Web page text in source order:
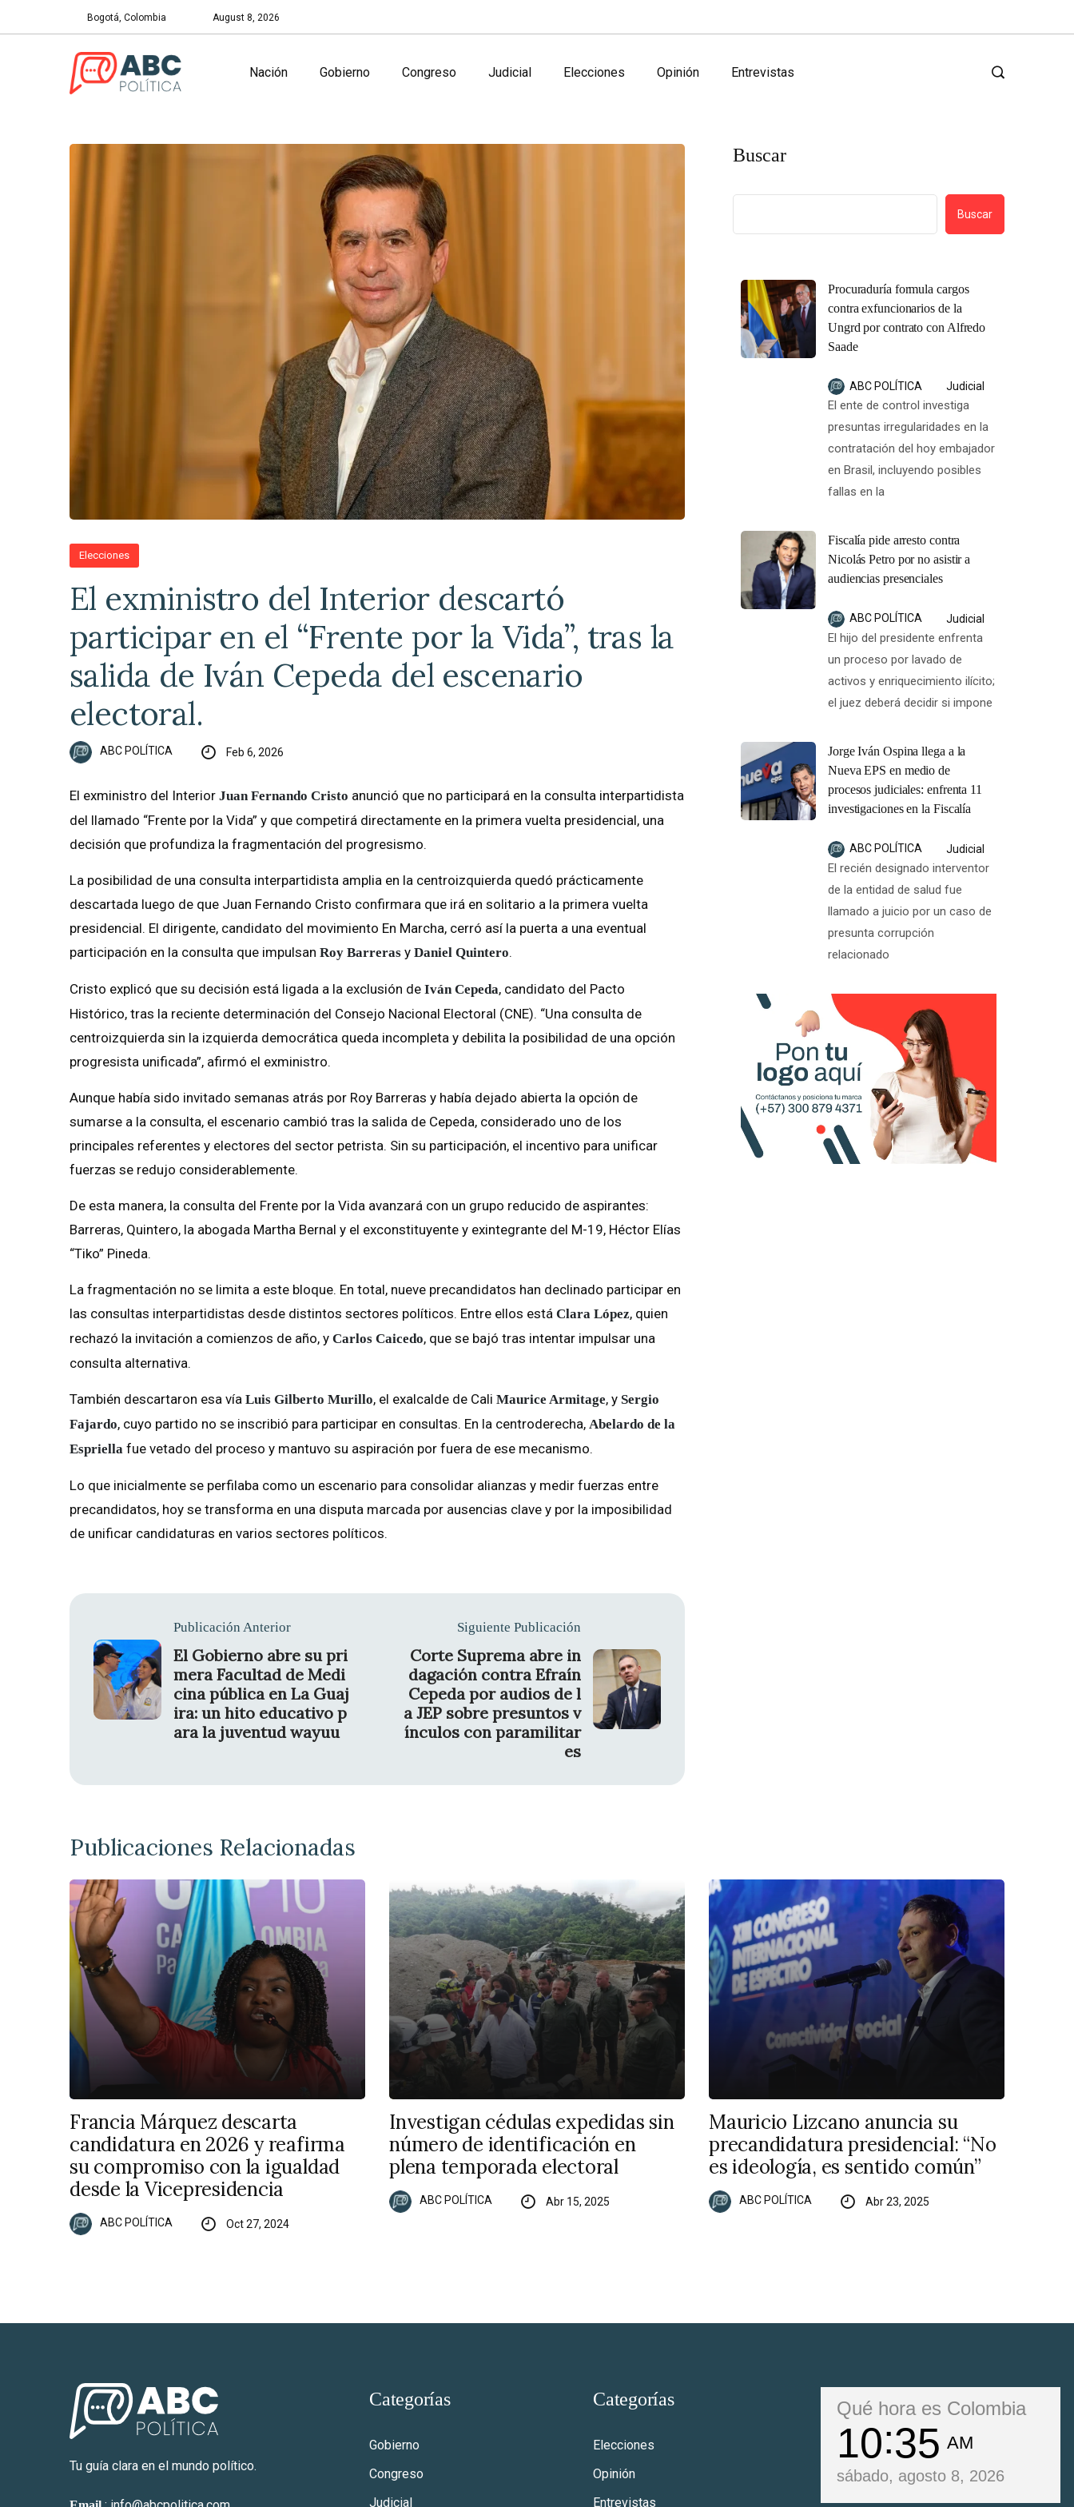
Bogotá, Colombia August 8, 2026
Nación Gobierno Congreso Judicial Elecciones Opinión Entrevistas
Elecciones
El exministro del Interior descartó
participar en el “Frente por la Vida”, tras la
salida de Iván Cepeda del escenario
electoral.
ABC POLÍTICA Feb 6, 2026
El exministro del Interior Juan Fernando Cristo anunció que no participará en la consulta interpartidista
del llamado “Frente por la Vida” y que competirá directamente en la primera vuelta presidencial, una
decisión que profundiza la fragmentación del progresismo.
La posibilidad de una consulta interpartidista amplia en la centroizquierda quedó prácticamente
descartada luego de que Juan Fernando Cristo confirmara que irá en solitario a la primera vuelta
presidencial. El dirigente, candidato del movimiento En Marcha, cerró así la puerta a una eventual
participación en la consulta que impulsan Roy Barreras y Daniel Quintero.
Cristo explicó que su decisión está ligada a la exclusión de Iván Cepeda, candidato del Pacto
Histórico, tras la reciente determinación del Consejo Nacional Electoral (CNE). “Una consulta de
centroizquierda sin la izquierda democrática queda incompleta y debilita la posibilidad de una opción
progresista unificada”, afirmó el exministro.
Aunque había sido invitado semanas atrás por Roy Barreras y había dejado abierta la opción de
sumarse a la consulta, el escenario cambió tras la salida de Cepeda, considerado uno de los
principales referentes y electores del sector petrista. Sin su participación, el incentivo para unificar
fuerzas se redujo considerablemente.
De esta manera, la consulta del Frente por la Vida avanzará con un grupo reducido de aspirantes:
Barreras, Quintero, la abogada Martha Bernal y el exconstituyente y exintegrante del M-19, Héctor Elías
“Tiko” Pineda.
La fragmentación no se limita a este bloque. En total, nueve precandidatos han declinado participar en
las consultas interpartidistas desde distintos sectores políticos. Entre ellos está Clara López, quien
rechazó la invitación a comienzos de año, y Carlos Caicedo, que se bajó tras intentar impulsar una
consulta alternativa.
También descartaron esa vía Luis Gilberto Murillo, el exalcalde de Cali Maurice Armitage, y Sergio
Fajardo, cuyo partido no se inscribió para participar en consultas. En la centroderecha, Abelardo de la
Espriella fue vetado del proceso y mantuvo su aspiración por fuera de ese mecanismo.
Lo que inicialmente se perfilaba como un escenario para consolidar alianzas y medir fuerzas entre
precandidatos, hoy se transforma en una disputa marcada por ausencias clave y por la imposibilidad
de unificar candidaturas en varios sectores políticos.
Publicación Anterior
El Gobierno abre su pri
mera Facultad de Medi
cina pública en La Guaj
ira: un hito educativo p
ara la juventud wayuu
Siguiente Publicación
Corte Suprema abre in
dagación contra Efraín
Cepeda por audios de l
a JEP sobre presuntos v
ínculos con paramilitar
es
Buscar
Buscar
Procuraduría formula cargos
contra exfuncionarios de la
Ungrd por contrato con Alfredo
Saade
ABC POLÍTICA Judicial
El ente de control investiga
presuntas irregularidades en la
contratación del hoy embajador
en Brasil, incluyendo posibles
fallas en la
Fiscalía pide arresto contra
Nicolás Petro por no asistir a
audiencias presenciales
ABC POLÍTICA Judicial
El hijo del presidente enfrenta
un proceso por lavado de
activos y enriquecimiento ilícito;
el juez deberá decidir si impone
Jorge Iván Ospina llega a la
Nueva EPS en medio de
procesos judiciales: enfrenta 11
investigaciones en la Fiscalía
ABC POLÍTICA Judicial
El recién designado interventor
de la entidad de salud fue
llamado a juicio por un caso de
presunta corrupción
relacionado
Publicaciones Relacionadas
Francia Márquez descarta
candidatura en 2026 y reafirma
su compromiso con la igualdad
desde la Vicepresidencia
ABC POLÍTICA Oct 27, 2024
Investigan cédulas expedidas sin
número de identificación en
plena temporada electoral
ABC POLÍTICA Abr 15, 2025
Mauricio Lizcano anuncia su
precandidatura presidencial: “No
es ideología, es sentido común”
ABC POLÍTICA Abr 23, 2025
Tu guía clara en el mundo político.
Categorías
Gobierno
Congreso
Judicial
Categorías
Elecciones
Opinión
Entrevistas
Qué hora es Colombia
10 35 AM
sábado, agosto 8, 2026